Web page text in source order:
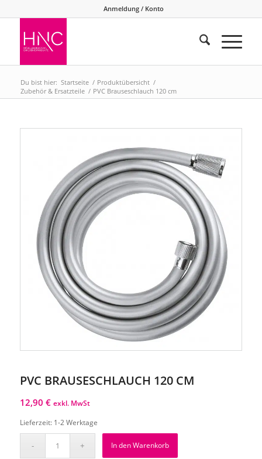
Anmeldung / Konto
Du bist hier: Startseite / Produktübersicht /
Zubehör & Ersatzteile / PVC Brauseschlauch 120 cm
PVC BRAUSESCHLAUCH 120 CM
12,90 € exkl. MwSt
Lieferzeit: 1-2 Werktage
In den Warenkorb